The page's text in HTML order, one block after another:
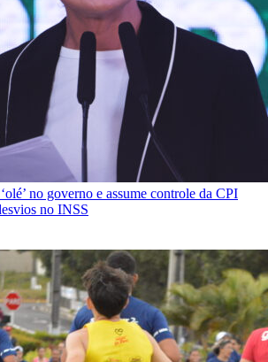
no governo e assume controle da CPI
no INSS